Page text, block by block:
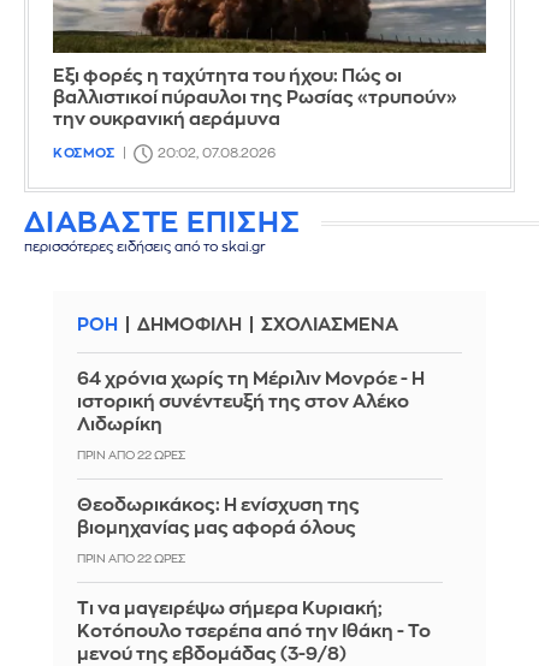
Έξι φορές η ταχύτητα του ήχου: Πώς οι
βαλλιστικοί πύραυλοι της Ρωσίας «τρυπούν»
την ουκρανική αεράμυνα
ΚΟΣΜΟΣ 20:02, 07.08.2026
ΔΙΑΒΑΣΤΕ ΕΠΙΣΗΣ
περισσότερες ειδήσεις από το skai.gr
ΡΟΗ ΔΗΜΟΦΙΛΗ ΣΧΟΛΙΑΣΜΕΝΑ
64 χρόνια χωρίς τη Μέριλιν Μονρόε - Η
ιστορική συνέντευξή της στον Αλέκο
Λιδωρίκη
ΠΡΙΝ ΑΠΌ 22 ΏΡΕΣ
Θεοδωρικάκος: Η ενίσχυση της
βιομηχανίας μας αφορά όλους
ΠΡΙΝ ΑΠΌ 22 ΏΡΕΣ
Τι να μαγειρέψω σήμερα Κυριακή;
Κοτόπουλο τσερέπα από την Ιθάκη - Το
μενού της εβδομάδας (3-9/8)